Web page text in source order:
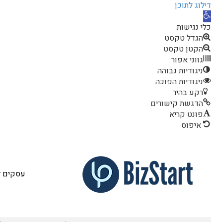
דילוג לתוכן
פתח
סרגל
נגישות
כלי נגישות
הגדל טקסט
הקטן טקסט
גווני אפור
ניגודיות גבוהה
ניגודיות הפוכה
רקע בהיר
הדגשת קישורים
פונט קריא
איפוס
עסקים